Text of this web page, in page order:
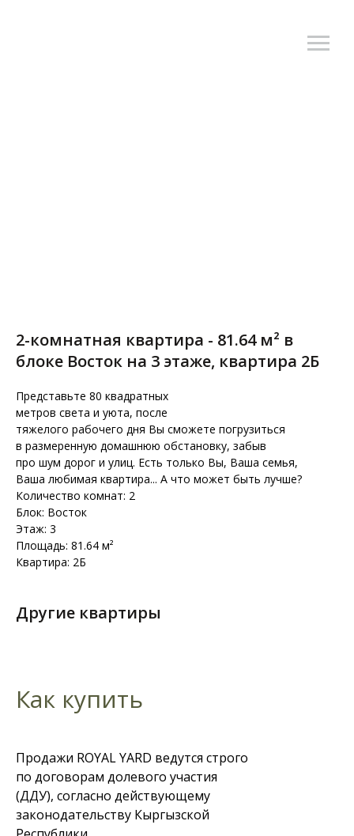
2-комнатная квартира - 81.64 м² в
блоке Восток на 3 этаже, квартира 2Б
Представьте 80 квадратных
метров света и уюта, после
тяжелого рабочего дня Вы сможете погрузиться
в размеренную домашнюю обстановку, забыв
про шум дорог и улиц. Есть только Вы, Ваша семья,
Ваша любимая квартира... А что может быть лучше?
Количество комнат: 2
Блок: Восток
Этаж: 3
Площадь: 81.64 м²
Квартира: 2Б
Другие квартиры
Как купить
Продажи ROYAL YARD ведутся строго
по договорам долевого участия
(ДДУ), согласно действующему
законодательству Кыргызской